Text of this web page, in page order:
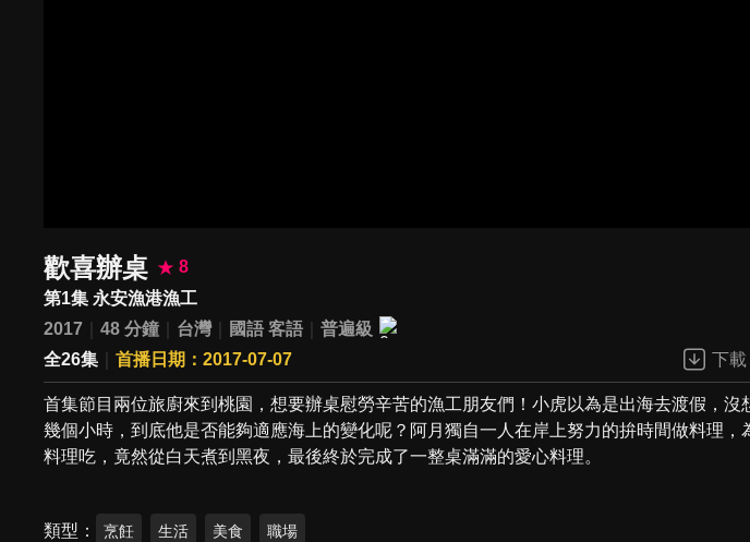
歡喜辦桌
8
第1集 永安漁港漁工
2017
48 分鐘 台灣 國語 客語
普遍級
全26集
首播日期：2017-07-07 下載
首集節目兩位旅廚來到桃園，想要辦桌慰勞辛苦的漁工朋友們！小虎以為是出海去渡假，沒
幾個小時，到底他是否能夠適應海上的變化呢？阿月獨自一人在岸上努力的拚時間做料理，
料理吃，竟然從白天煮到黑夜，最後終於完成了一整桌滿滿的愛心料理。
類型 烹飪 生活 美食 職場